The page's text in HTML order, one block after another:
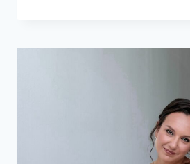
ПОКРОКОВА
ІНСТРУКЦІЯ
ПРАВОВІ